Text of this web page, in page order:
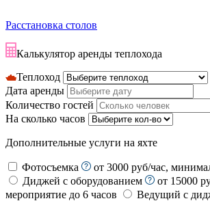
Расстановка столов
Калькулятор аренды теплохода
Теплоход
Дата аренды
Количество гостей
На сколько часов
Дополнительные услуги на яхте
Фотосъемка
от 3000 руб/час,
Диджей с оборудованием
от 15000
мероприятие до 6 часов
Ведущий с